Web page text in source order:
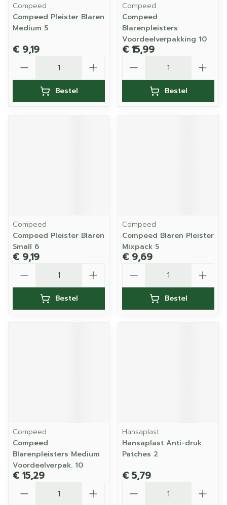
Compeed
Compeed Pleister Blaren
Medium 5
€ 9,19
Bestel
Compeed
Compeed
Blarenpleisters
Voordeelverpakking 10
€ 15,99
Bestel
Compeed
Compeed Pleister Blaren
Small 6
€ 9,19
Bestel
Compeed
Compeed Blaren Pleister
Mixpack 5
€ 9,69
Bestel
Compeed
Compeed
Blarenpleisters Medium
Voordeelverpak. 10
€ 15,29
Hansaplast
Hansaplast Anti-druk
Patches 2
€ 5,79